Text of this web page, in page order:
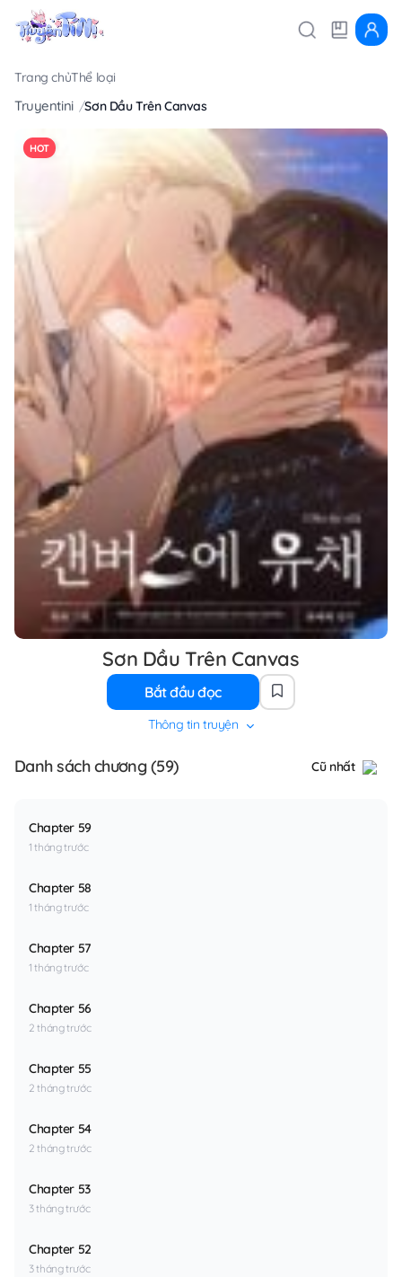
Trang chủThể loại
Truyentini Sơn Dầu Trên Canvas
HOT
Sơn Dầu Trên Canvas
Bắt đầu đọc
Thông tin truyện
Danh sách chương (59) Cũ nhất
Chapter 59
1 tháng trước
Chapter 58
1 tháng trước
Chapter 57
1 tháng trước
Chapter 56
2 tháng trước
Chapter 55
2 tháng trước
Chapter 54
2 tháng trước
Chapter 53
3 tháng trước
Chapter 52
3 tháng trước